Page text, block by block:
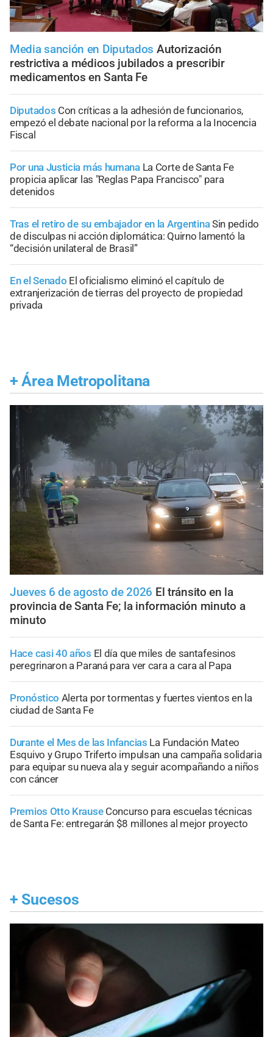
Media sanción en Diputados Autorización
restrictiva a médicos jubilados a prescribir
medicamentos en Santa Fe
Diputados Con críticas a la adhesión de funcionarios,
empezó el debate nacional por la reforma a la Inocencia
Fiscal
Por una Justicia más humana La Corte de Santa Fe
propicia aplicar las "Reglas Papa Francisco" para
detenidos
Tras el retiro de su embajador en la ArgentinaSin pedido
de disculpas ni acción diplomática: Quirno lamentó la
“decisión unilateral de Brasil”
En el Senado El oficialismo eliminó el capítulo de
extranjerización de tierras del proyecto de propiedad
privada
+ Área Metropolitana
Jueves 6 de agosto de 2026 El tránsito en la
provincia de Santa Fe; la información minuto a
minuto
Hace casi 40 años El día que miles de santafesinos
peregrinaron a Paraná para ver cara a cara al Papa
Pronóstico Alerta por tormentas y fuertes vientos en la
ciudad de Santa Fe
Durante el Mes de las Infancias La Fundación Mateo
Esquivo y Grupo Triferto impulsan una campaña solidaria
para equipar su nueva ala y seguir acompañando a niños
con cáncer
Premios Otto Krause Concurso para escuelas técnicas
de Santa Fe: entregarán $8 millones al mejor proyecto
+ Sucesos